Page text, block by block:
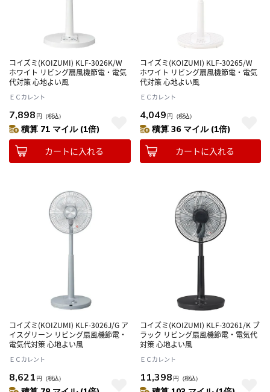
コイズミ(KOIZUMI) KLF-3026K/W
ホワイト リビング扇風機節電・電気
代対策 心地よい風
ＥＣカレント
7,898 円 （税込）
積算 71 マイル (1倍)
カートに入れる
コイズミ(KOIZUMI) KLF-30265/W
ホワイト リビング扇風機節電・電気
代対策 心地よい風
ＥＣカレント
4,049 円 （税込）
積算 36 マイル (1倍)
カートに入れる
コイズミ(KOIZUMI) KLF-3026J/G ア
イスグリーン リビング扇風機節電・
電気代対策 心地よい風
ＥＣカレント
8,621 円 （税込）
コイズミ(KOIZUMI) KLF-30261/K ブ
ラック リビング扇風機節電・電気代
対策 心地よい風
ＥＣカレント
11,398 円 （税込）